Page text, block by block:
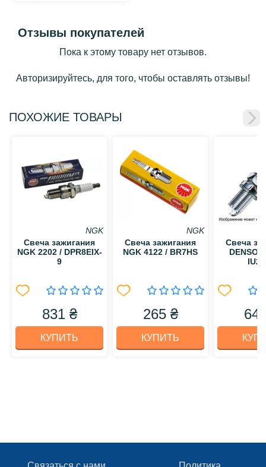
Отзывы покупателей
Пока к этому товару нет отзывов.
Авторизируйтесь, для того, чтобы оставлять отзывы!
ПОХОЖИЕ ТОВАРЫ
NGK
Свеча зажигания
NGK 2202 / DPR8EIX-
9
831 ₴
КУПИТЬ
NGK
Свеча зажигания
NGK 4122 / BR7HS
265 ₴
КУПИТЬ
Свеча
DENSO